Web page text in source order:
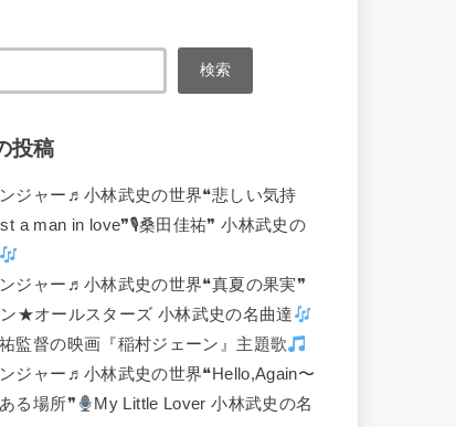
検索
投稿
ジャー♬ 小林武史の世界❝悲しい気持
a man in love❞🎙桑田佳祐❞ 小林武史の
ジャー♬ 小林武史の世界❝真夏の果実❞
★オールスターズ 小林武史の名曲達
監督の映画『稲村ジェーン』主題歌
ジャー♬ 小林武史の世界❝Hello,Again〜
る場所❞
My Little Lover 小林武史の名